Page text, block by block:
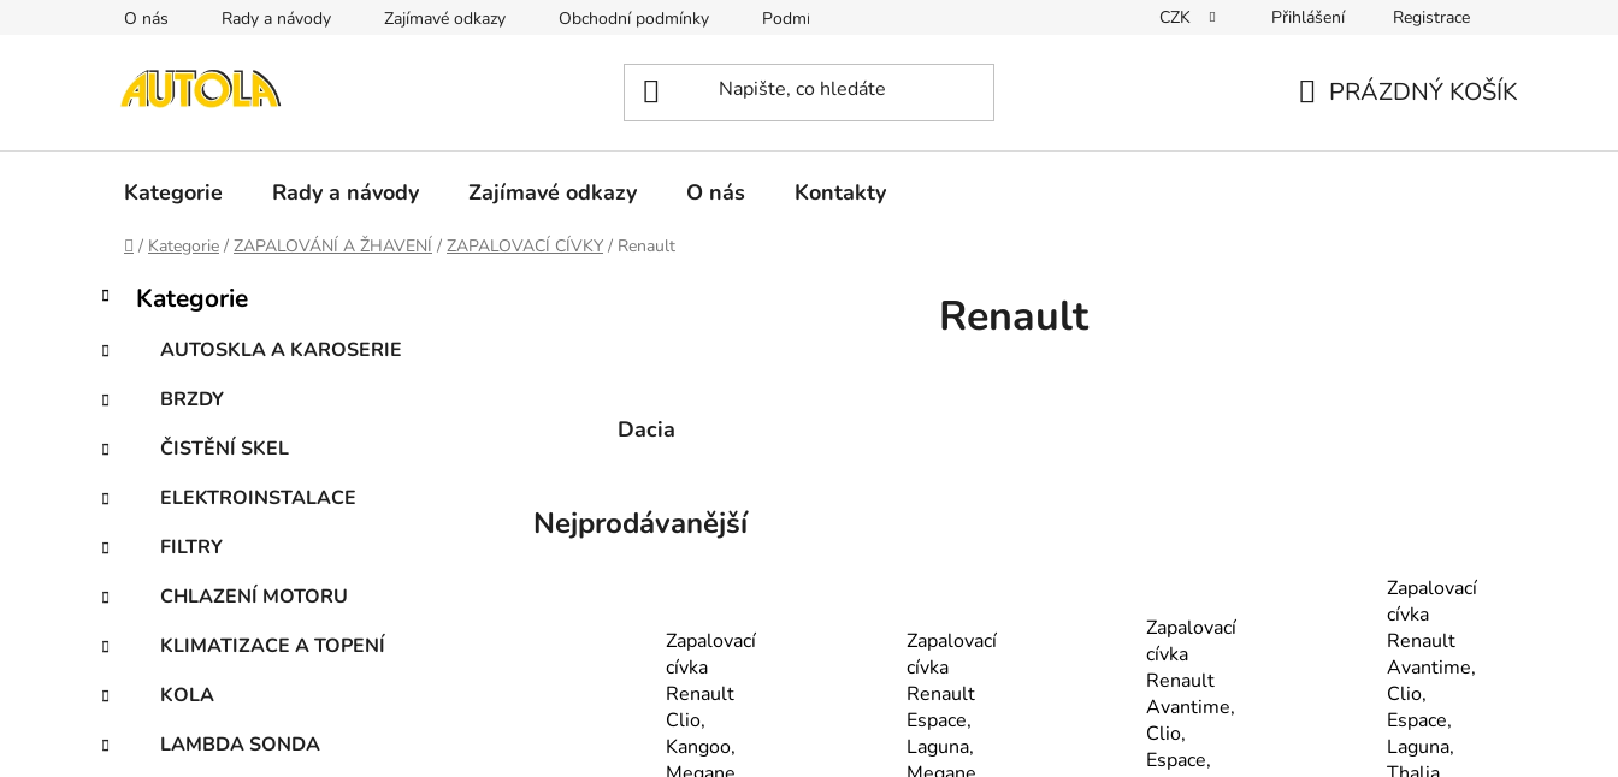
O nás Rady a návody Zajímavé odkazy Obchodní podmínky Podmínky ochrany osobních údajů CZK Přihlášení Registrace
PRÁZDNÝ KOŠÍK
Kategorie Rady a návody Zajímavé odkazy O nás Kontakty
Domů
/ Kategorie / ZAPALOVÁNÍ A ŽHAVENÍ / ZAPALOVACÍ CÍVKY / Renault
P
s
r
a
n
í
p
a
e
l
Přeskočit
kategorie
K
a
e
g
o
r
e
Kategorie
AUTOSKLA A KAROSERIE
BRZDY
ČISTĚNÍ SKEL
ELEKTROINSTALACE
FILTRY
CHLAZENÍ MOTORU
KLIMATIZACE A TOPENÍ
KOLA
LAMBDA SONDA
Renault
Dacia
Nejprodávanější
Zapalovací
cívka
Renault
Clio,
Kangoo,
Zapalovací
cívka
Renault
Espace,
Laguna,
Zapalovací
cívka
Renault
Avantime,
Clio,
Espace,
Zapalovací
cívka
Renault
Avantime,
Clio,
Espace,
Laguna,